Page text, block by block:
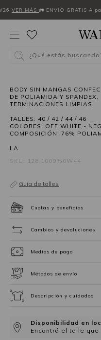
VER MÁS 🚛 ENVÍO GRATIS A
¿Qué estás
BODY SIN MANGAS
DE POLIAMIDA Y SPANDEX,
TERMINACIONES LIMPIAS.
TALLES: 40 / 42 / 44 / 46
COLORES: OFF WHITE -
COMPOSICIÓN: 76%
LA
SKU: 128.1009%0W44
Guia de talles
Cuotas y beneficios
Cambios y devoluciones
Medios de pago
Métodos de envío
Descripción y cuidados
Disponibilidad en
Encontrá el talle que